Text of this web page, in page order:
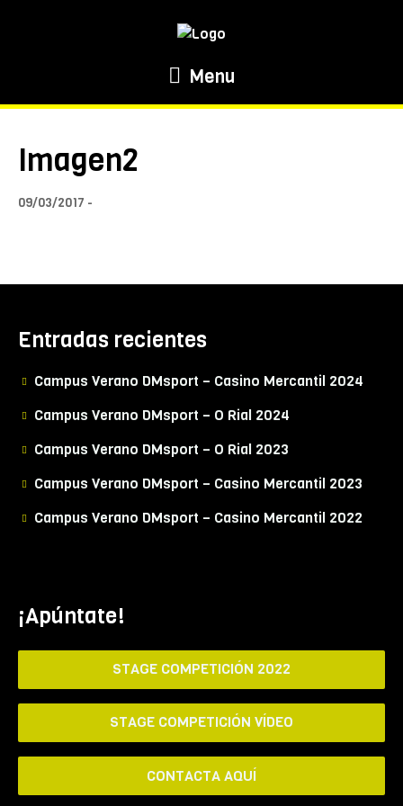
Menu
Imagen2
09/03/2017
Entradas recientes
Campus Verano DMsport – Casino Mercantil 2024
Campus Verano DMsport – O Rial 2024
Campus Verano DMsport – O Rial 2023
Campus Verano DMsport – Casino Mercantil 2023
Campus Verano DMsport – Casino Mercantil 2022
¡Apúntate!
STAGE COMPETICIÓN 2022
STAGE COMPETICIÓN VÍDEO
CONTACTA AQUÍ